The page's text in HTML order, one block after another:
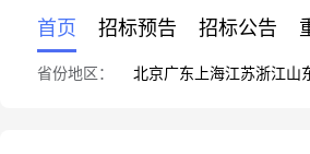
首页 招标预告 招标公告
省份地区： 北京广东 上海江苏浙江山